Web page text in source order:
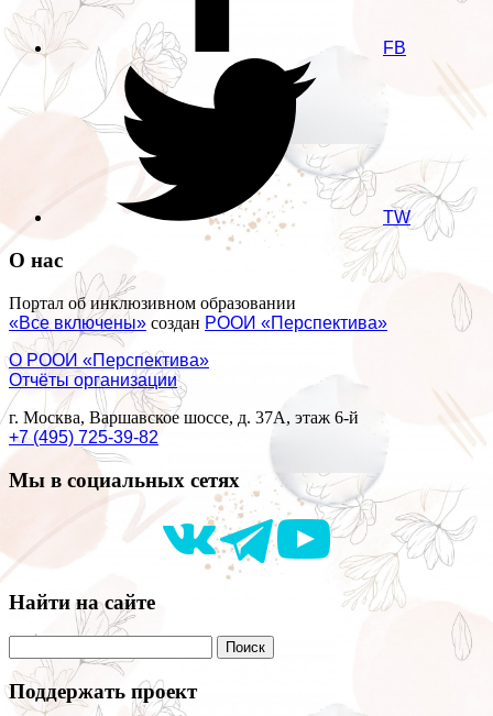
FB
TW
О нас
Портал об инклюзивном образовании
«Все включены» создан РООИ «Перспектива»
О РООИ «Перспектива»
Отчёты организации
г. Москва, Варшавское шоссе, д. 37А, этаж 6-й
+7 (495) 725-39-82
Мы в социальных сетях
Найти на сайте
Поддержать проект